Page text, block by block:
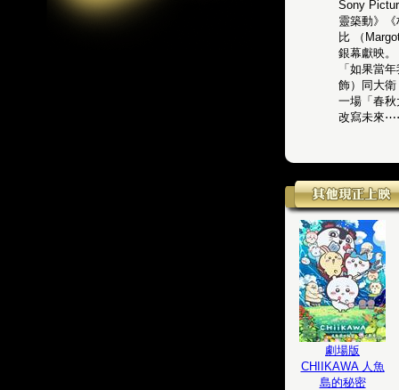
Sony
靈築動》
比 （
銀幕獻映。
「如果當
飾）同大
一場「春
改寫未來
劇場版
CHIIKAWA 人魚
島的秘密